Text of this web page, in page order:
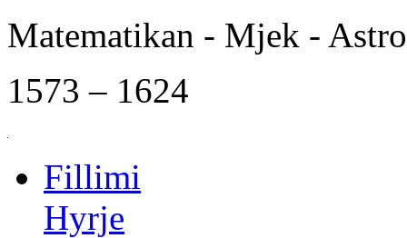
Matematikan - Mjek -
1573 – 1624
Fillimi
Hyrje